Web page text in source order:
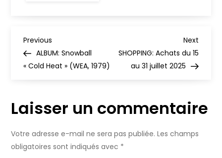
N
a
i
g
Previous
Post
Previous
ALBUM: Snowball
« Cold Heat » (WEA, 1979)
Next
Post
Next
SHOPPING: Achats du 15
au 31 juillet 2025
Laisser un commentaire
Votre adresse e-mail ne sera pas publiée. Les champs
obligatoires sont indiqués avec *